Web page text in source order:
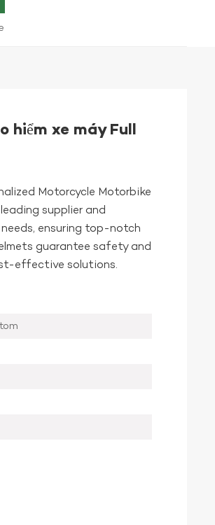
hiểm xe máy Full
Motorcycle Motorbike
supplier and
ensuring top-notch
guarantee safety and
effective solutions.